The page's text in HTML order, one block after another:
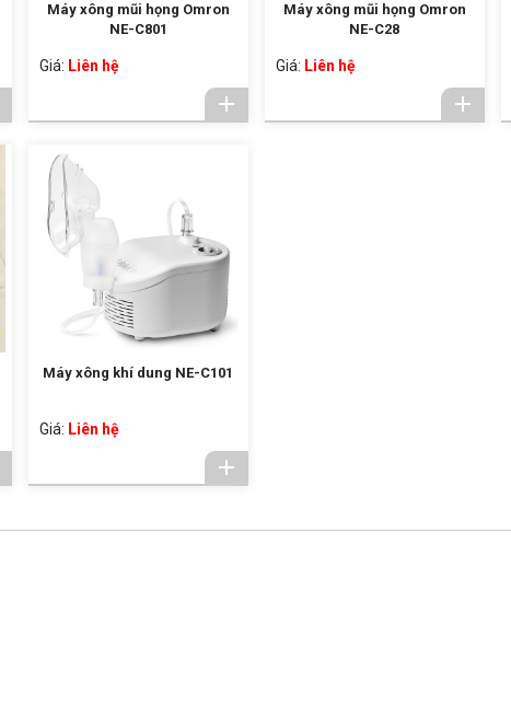
Máy xông mũi họng Omron
NE-C801
Giá: Liên hệ
Máy xông mũi họng Omron
NE-C28
Giá: Liên hệ
Máy xông khí dung NE-C101
Giá: Liên hệ